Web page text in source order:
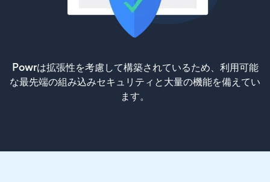
Powrは拡張性を考慮して構築されているため、利用可能
な最先端の組み込みセキュリティと大量の機能を備えてい
ます。